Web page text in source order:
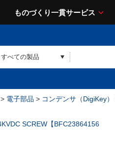
ものづくり一貫サービス
> 電子部品 > コンデンサ（DigiKey）